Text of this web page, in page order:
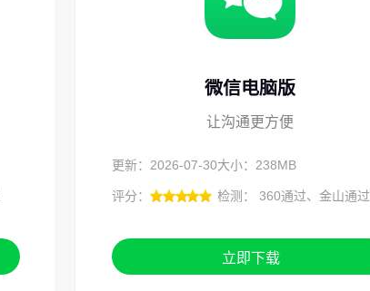
微信电脑版
让沟通更方便
更新：2026-07-30大小：238MB
评分： 检测： 360通过、金山通过
立即下载